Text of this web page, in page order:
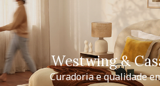
Westwing &
Curadoria e qualidade